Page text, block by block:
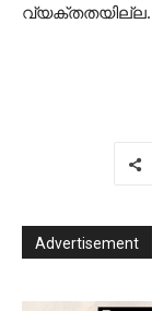
വ്യക്തതയില്ല.
Advertisement